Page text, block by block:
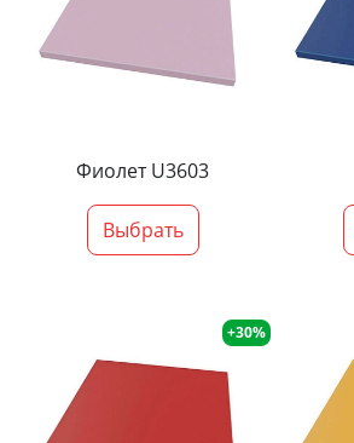
Фиолет U3603
Выбрать
+30%